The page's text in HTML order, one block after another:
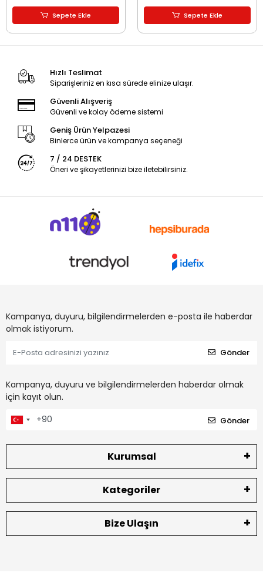
Sepete Ekle Sepete Ekle
Hızlı Teslimat
Siparişleriniz en kısa sürede elinize ulaşır.
Güvenli Alışveriş
Güvenli ve kolay ödeme sistemi
Geniş Ürün Yelpazesi
Binlerce ürün ve kampanya seçeneği
7 / 24 DESTEK
Öneri ve şikayetlerinizi bize iletebilirsiniz.
Kampanya, duyuru, bilgilendirmelerden e-posta ile haberdar
olmak istiyorum.
Gönder
Kampanya, duyuru ve bilgilendirmelerden haberdar olmak
için kayıt olun.
Gönder
Kurumsal
Kategoriler
Bize Ulaşın